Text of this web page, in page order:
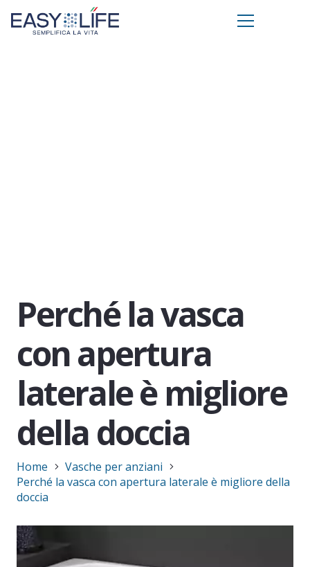
Perché la vasca
con apertura
laterale è migliore
della doccia
Home
Vasche per anziani
Perché la vasca con apertura laterale è migliore della
doccia